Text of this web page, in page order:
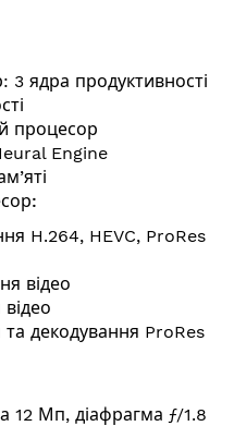
3 ядра продуктивності
процесор
Engine
H.264, HEVC, ProRes
відео
декодування ProRes
12 Мп, діафрагма ƒ/1.8